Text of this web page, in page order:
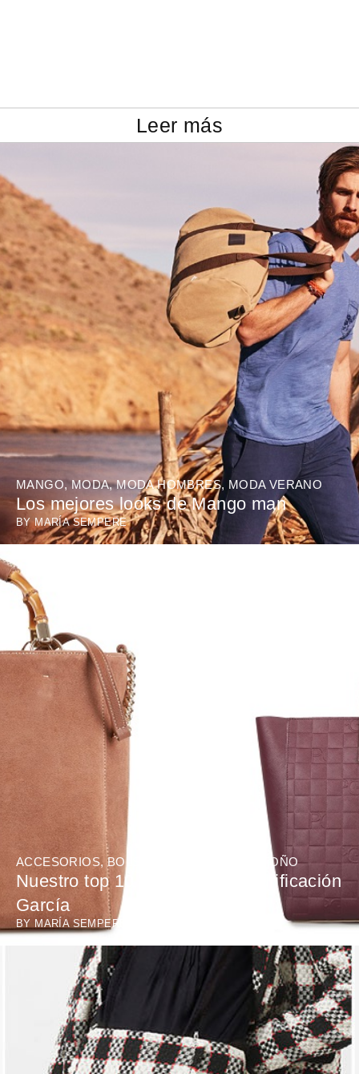
Leer más
MANGO,MODA,MODA HOMBRES, MODA VERANO
Los mejores looks de Mango man
BY MARÍA SEMPERE
ACCESORIOS, BOLSOS MODA OTOÑO
Nuestro top 10 de bolsos de Purificación
García
BY MARÍA SEMPERE